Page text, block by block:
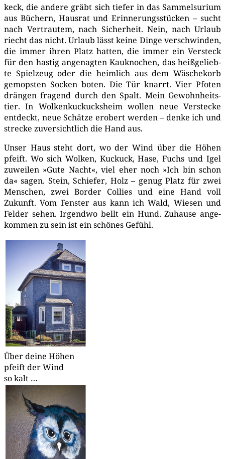
keck, die ande­re gräbt sich tie­fer in das Sam­mel­su­ri­um
aus Büchern, Haus­rat und Erin­ne­rungs­stü­cken – sucht
nach Ver­trau­tem, nach Sicher­heit. Nein, nach Urlaub
riecht das nicht. Urlaub lässt kei­ne Din­ge ver­schwin­den,
die immer ihren Platz hat­ten, die immer ein Ver­steck
für den has­tig ange­nag­ten Kau­kno­chen, das heiß­ge­lieb­
te Spiel­zeug oder die heim­lich aus dem Wäsche­korb
gemops­ten Socken boten. Die Tür knarrt. Vier Pfo­ten
drän­gen fra­gend durch den Spalt. Mein Gewohn­heits­
tier. In Wol­ken­ku­ckucks­heim wol­len neue Ver­ste­cke
ent­deckt, neue Schät­ze erobert wer­den – den­ke ich und
stre­cke zuver­sicht­lich die Hand aus.
Unser Haus steht dort, wo der Wind über die Höhen
pfeift. Wo sich Wol­ken, Kuckuck, Hase, Fuchs und Igel
zuwei­len »Gute Nacht«, viel eher noch »Ich bin schon
da« sagen. Stein, Schie­fer, Holz – genug Platz für zwei
Men­schen, zwei Bor­der Col­lies und eine Hand voll
Zukunft. Vom Fens­ter aus kann ich Wald, Wie­sen und
Fel­der sehen. Irgend­wo bellt ein Hund. Zuhau­se ange­
kom­men zu sein ist ein schö­nes Gefühl.
Über dei­ne Höhen
pfeift der Wind
so kalt …